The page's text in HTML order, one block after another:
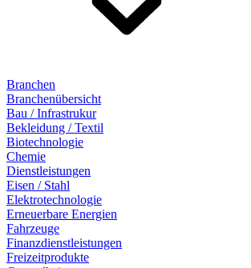
Branchen
Branchenübersicht
Bau / Infrastrukur
Bekleidung / Textil
Biotechnologie
Chemie
Dienstleistungen
Eisen / Stahl
Elektrotechnologie
Erneuerbare Energien
Fahrzeuge
Finanzdienstleistungen
Freizeitprodukte